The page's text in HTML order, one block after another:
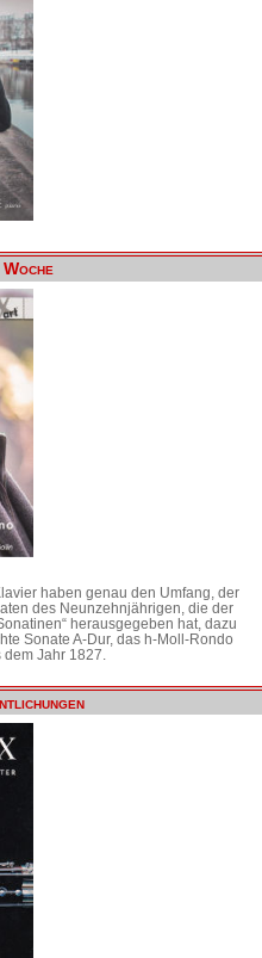
haben genau den Umfang, der
des Neunzehnjährigen, die der
herausgegeben hat, dazu
Sonate A-Dur, das h-Moll-Rondo
Jahr 1827.